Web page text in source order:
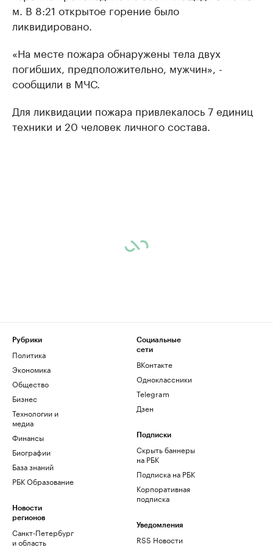
м. В 8:21 открытое горение было
ликвидировано.
«На месте пожара обнаружены тела двух
погибших, предположительно, мужчин», -
сообщили в МЧС.
Для ликвидации пожара привлекалось 7 единиц
техники и 20 человек личного состава.
Рубрики
Политика
Экономика
Общество
Бизнес
Технологии и
медиа
Финансы
Биографии
База знаний
РБК Образование
Новости
регионов
Санкт-Петербург
и область
Социальные
сети
ВКонтакте
Одноклассники
Telegram
Дзен
Подписки
Скрыть баннеры
на РБК
Подписка на РБК
Корпоративная
подписка
Уведомления
RSS Новости